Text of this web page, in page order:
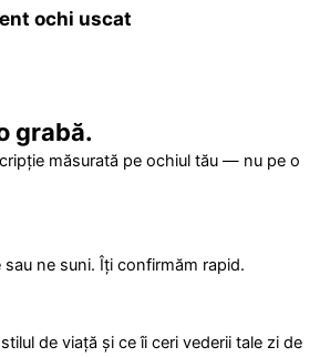
ochi uscat
grabă.
măsurată pe ochiul tău — nu pe o
ne suni. Îți confirmăm rapid.
de viață și ce îi ceri vederii tale zi de